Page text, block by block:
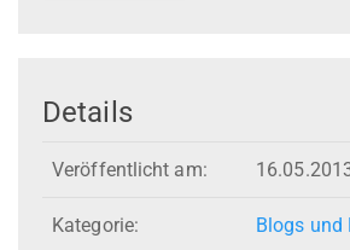
Details
Veröffentlicht am:
Kategorie: Blogs und